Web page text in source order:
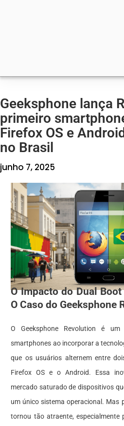
Geeksphone lança
primeiro
Firefox OS e
no Brasil
junho 7, 2025
O Impacto do Dual
O Caso do Geeksphone
O Geeksphone Revolution é
smartphones ao incorporar a
que os usuários alternem entre
Firefox OS e o Android. Essa
mercado saturado de dispositivos
um único sistema operacional. Mas
tornou tão atraente, especialmente